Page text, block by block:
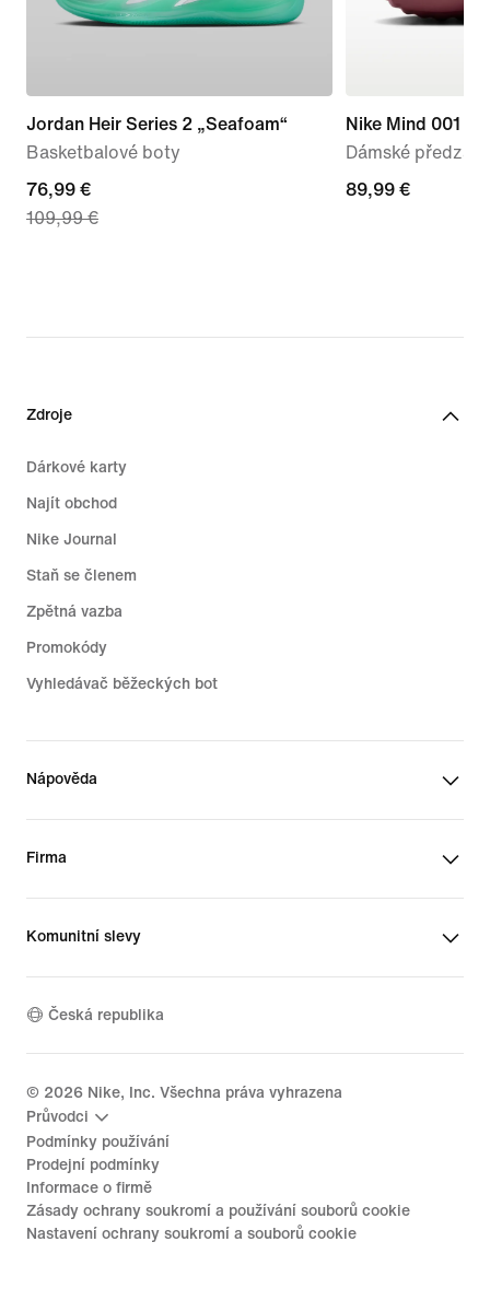
Jordan Heir Series 2 „Seafoam“
Basketbalové boty
current
price
109,99 €
76,99 €
109,99 €
Nike Mind 001
Dámské
89,99 €
89,99 €
Zdroje
Dárkové karty
Najít obchod
Nike Journal
Staň se členem
Zpětná vazba
Promokódy
Vyhledávač běžeckých bot
Nápověda
Firma
Komunitní slevy
Česká republika
© 2026 Nike, Inc. Všechna práva vyhrazena
Průvodci
Podmínky používání
Prodejní podmínky
Informace o firmě
Zásady ochrany soukromí a používání souborů cookie
Nastavení ochrany soukromí a souborů cookie